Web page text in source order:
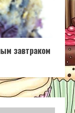
завтраком